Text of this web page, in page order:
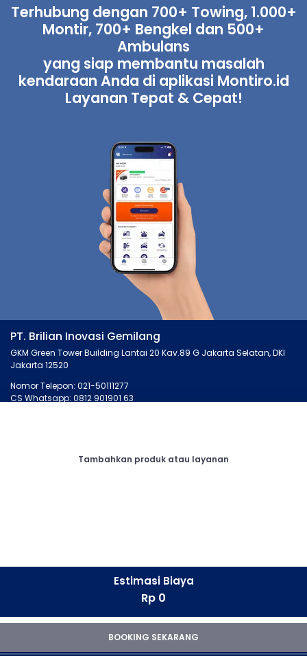
Tambahkan produk atau layanan
Estimasi Biaya
Rp 0
BOOKING SEKARANG
Terhubung dengan 700+ Towing, 1.000+
Montir, 700+ Bengkel dan 500+
Ambulans
yang siap membantu masalah
kendaraan Anda di aplikasi Montiro.id
Layanan Tepat & Cepat!
PT. Brilian Inovasi Gemilang
GKM Green Tower Building Lantai 20 Kav.89 G Jakarta Selatan, DKI
Jakarta 12520
Nomor Telepon: 021-50111277
CS Whatsapp: 0812 901901 63
Cari Bengkel
Instagram
LinkedIn
Whatsapp
Youtube